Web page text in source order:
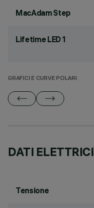
MacAdam Step
Lifetime LED 1
GRAFICI E CURVE POLARI
DATI ELETTRICI
Tensione